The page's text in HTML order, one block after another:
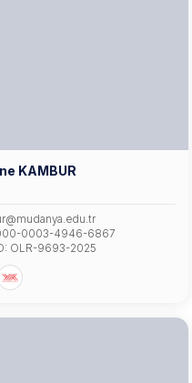
KAMBUR
0003-4946-6867
OLR-9693-2025